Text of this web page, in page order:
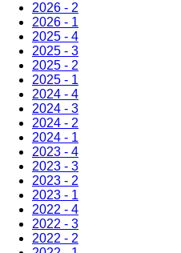
2026 - 2
2026 - 1
2025 - 4
2025 - 3
2025 - 2
2025 - 1
2024 - 4
2024 - 3
2024 - 2
2024 - 1
2023 - 4
2023 - 3
2023 - 2
2023 - 1
2022 - 4
2022 - 3
2022 - 2